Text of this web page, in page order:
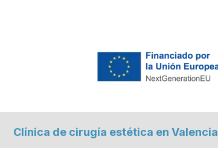
Clínica de cirugía estética en Valencia